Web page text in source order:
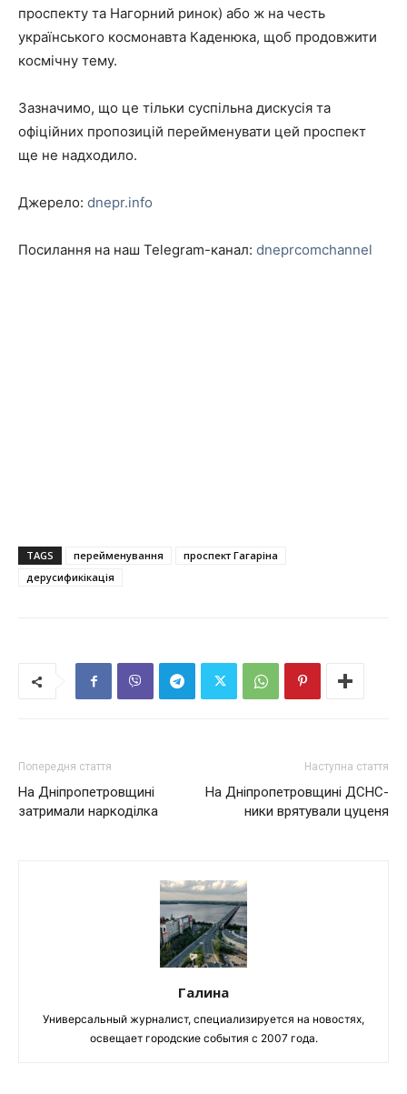
проспекту та Нагорний ринок) або ж на честь
українського космонавта Каденюка, щоб продовжити
космічну тему.
Зазначимо, що це тільки суспільна дискусія та
офіційних пропозицій перейменувати цей проспект
ще не надходило.
Джерело: dnepr.info
Посилання на наш Telegram-канал: dneprcomchannel
TAGS перейменування
проспект Гагаріна
дерусификікація
Попередня стаття
На Дніпропетровщині
затримали наркоділка
Наступна стаття
На Дніпропетровщині ДСНС-
ники врятували цуценя
Галина
Универсальный журналист, специализируется на новостях,
освещает городские события с 2007 года.